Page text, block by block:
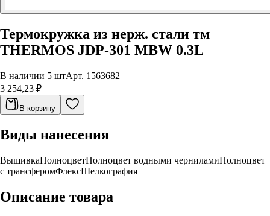
Термокружка из нерж. стали тм
THERMOS JDP-301 MBW 0.3L
В наличии 5 штАрт. 1563682
3 254,23 ₽
В корзину
Виды нанесения
ВышивкаПолноцветПолноцвет водными черниламиПолноцвет
с трансферомФлексШелкография
Описание товара